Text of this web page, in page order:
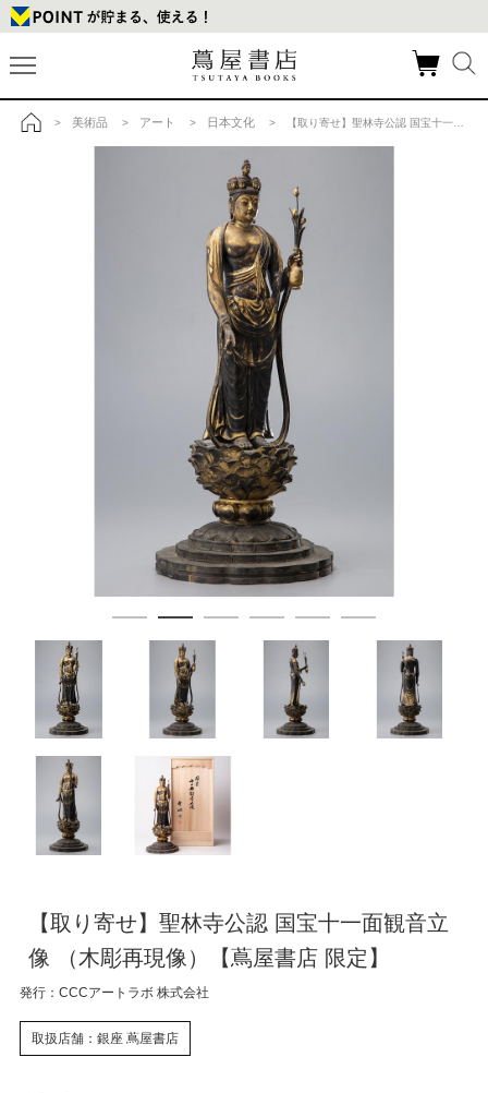
> 美術品 > アート > 日本文化 > 【取り寄せ】聖林寺公認 国宝十一面観音立像 （木彫再現像）【蔦屋書店 限定】の商品詳細
【取り寄せ】聖林寺公認 国宝十一面観音立
像 （木彫再現像）【蔦屋書店 限定】
発行：CCCアートラボ 株式会社
取扱店舗：銀座 蔦屋書店